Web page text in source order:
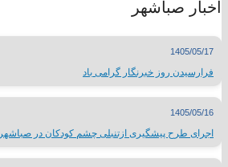
اخبار صباشهر
1405/05/17
فرارسیدن روز خبرنگار گرامی باد
1405/05/16
اجرای طرح پیشگیری ازتنبلی چشم کودکان در صباشهر